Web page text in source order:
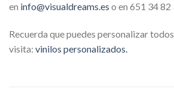
en info@visualdreams.es o en 651 34
Recuerda que puedes personalizar
visita: vinilos personalizados.